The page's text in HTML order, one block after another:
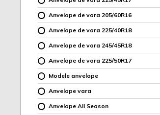
Anvelope de vara 205/60R16
Anvelope de vara 225/40R18
Anvelope de vara 245/45R18
Anvelope de vara 225/50R17
Modele anvelope
Anvelope vara
Anvelope All Season